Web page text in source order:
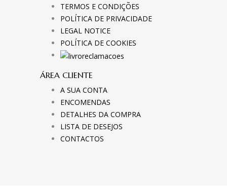
TERMOS E CONDIÇÕES
POLÍTICA DE PRIVACIDADE
LEGAL NOTICE
POLÍTICA DE COOKIES
ÁREA CLIENTE
A SUA CONTA
ENCOMENDAS
DETALHES DA COMPRA
LISTA DE DESEJOS
CONTACTOS